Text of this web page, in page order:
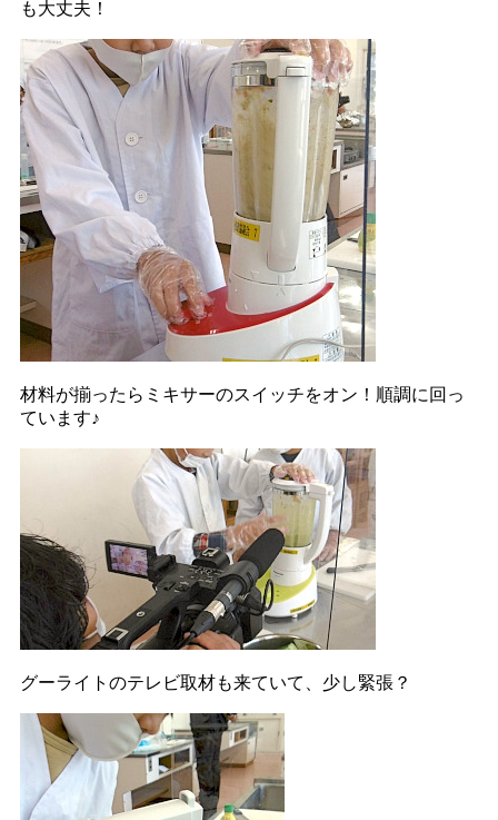
も大丈夫！
材料が揃ったらミキサーのスイッチをオン！順調に回っ
ています♪
グーライトのテレビ取材も来ていて、少し緊張？